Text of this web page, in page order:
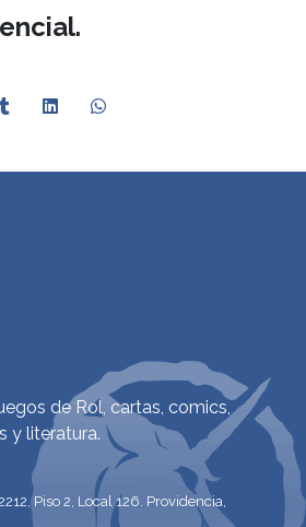
de Rol, cartas, comics,
y literatura.
Piso 2, Local 126. Providencia,